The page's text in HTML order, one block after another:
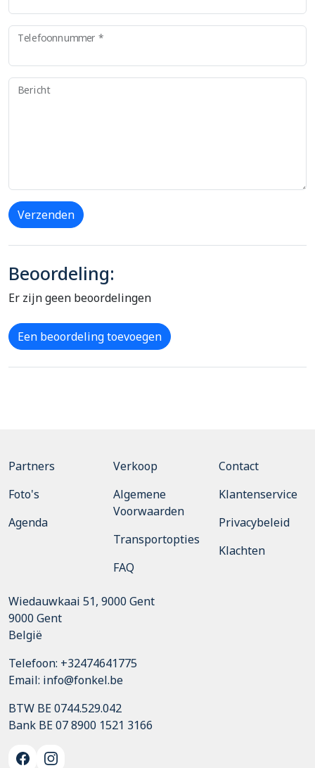
Telefoonnummer *
Bericht
Verzenden
Beoordeling:
Er zijn geen beoordelingen
Een beoordeling toevoegen
Partners
Foto's
Agenda
Verkoop
Algemene
Voorwaarden
Transportopties
FAQ
Contact
Klantenservice
Privacybeleid
Klachten
Wiedauwkaai 51, 9000 Gent
9000 Gent
België
Telefoon: +32474641775
Email: info@fonkel.be
BTW BE 0744.529.042
Bank BE 07 8900 1521 3166